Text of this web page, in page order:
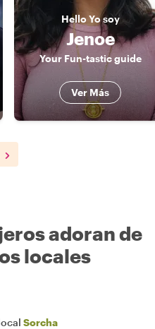
Hello Yo soy
Jenoe
Your Fun-tastic guide
Ver Más
adoran de
locales
Sorcha